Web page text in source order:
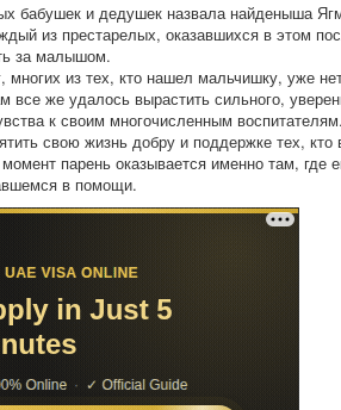
бабушек и дедушек назвала найденыша
из престарелых, оказавшихся в этом
за малышом.
многих из тех, кто нашел мальчишку, уже
все же удалось вырастить сильного,
к своим многочисленным
свою жизнь добру и поддержке тех, кто
парень оказывается именно там, где
в помощи.